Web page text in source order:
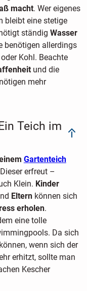
macht. Wer eigenes
bleibt eine stetige
ständig Wasser
benötigen allerdings
Kohl. Beachte
und die
mehr
Teich im
Gartenteich
erfreut –
Klein. Kinder
Elternkönnen sich
erholen.
eine tolle
Da sich
wenn sich der
erhitzt, sollte man
Kescher